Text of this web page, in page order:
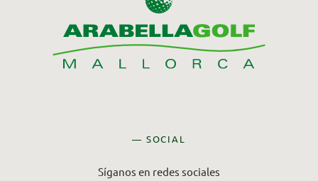
— SOCIAL
Síganos en redes sociales